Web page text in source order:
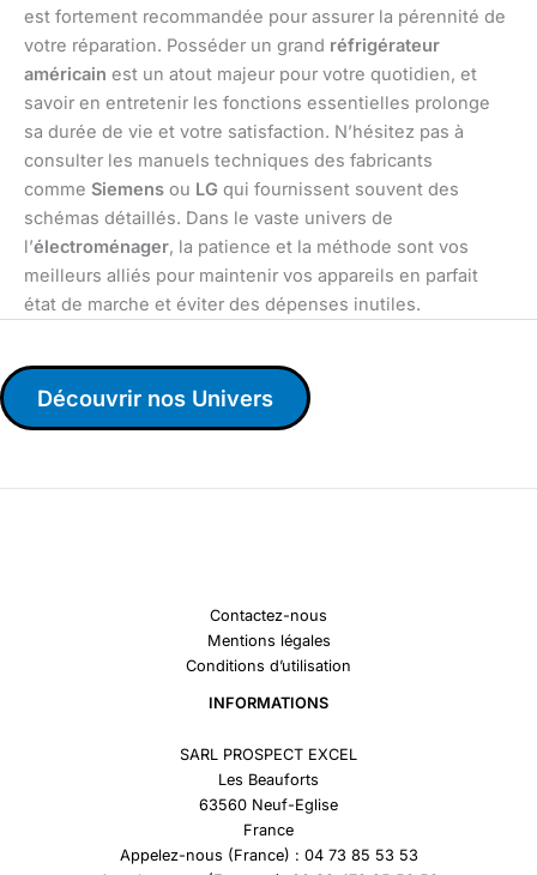
est fortement recommandée pour assurer la pérennité de
votre réparation. Posséder un grand réfrigérateur
américain est un atout majeur pour votre quotidien, et
savoir en entretenir les fonctions essentielles prolonge
sa durée de vie et votre satisfaction. N’hésitez pas à
consulter les manuels techniques des fabricants
comme Siemens ou LG qui fournissent souvent des
schémas détaillés. Dans le vaste univers de
l’électroménager, la patience et la méthode sont vos
meilleurs alliés pour maintenir vos appareils en parfait
état de marche et éviter des dépenses inutiles.
Découvrir nos Univers
Contactez-nous
Mentions légales
Conditions d’utilisation
INFORMATIONS
SARL PROSPECT EXCEL
Les Beauforts
63560 Neuf-Eglise
France
Appelez-nous (France) : 04 73 85 53 53